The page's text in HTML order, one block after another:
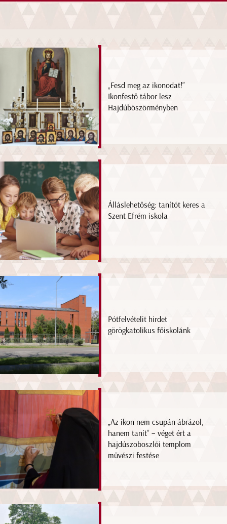
„Fesd meg az ikonodat!”
Ikonfestő tábor lesz
Hajdúböszörményben
Álláslehetőség: tanítót keres a
Szent Efrém iskola
Pótfelvételit hirdet
görögkatolikus főiskolánk
„Az ikon nem csupán ábrázol,
hanem tanít” – véget ért a
hajdúszoboszlói templom
művészi festése